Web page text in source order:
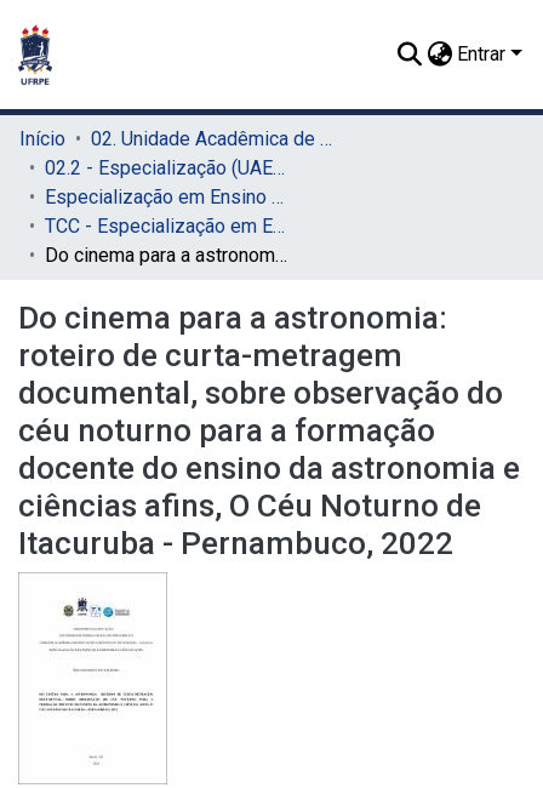
Entrar
Início
02. Unidade Acadêmica de Educação a Distância e Tecnologia (UAEADTec)
02.2 - Especialização (UAEADTec)
Especialização em Ensino de Astronomia (UAEADTec)
TCC - Especialização em Ensino de Astronomia (UAEADTec)
Do cinema para a astronomia: roteiro de curta-metragem documental, sobre observação do céu noturno para a formação docente do ensino da astronomia e ciências afins, O Céu Noturno de Itacuruba - Pernambuco, 2022
Do cinema para a astronomia:
roteiro de curta-metragem
documental, sobre observação do
céu noturno para a formação
docente do ensino da astronomia e
ciências afins, O Céu Noturno de
Itacuruba - Pernambuco, 2022